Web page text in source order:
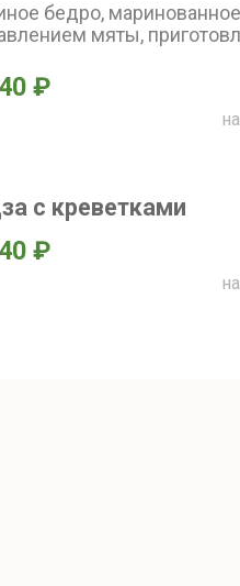
бедро,
мяты,
овощами, зеленью
₽
с креветками
₽